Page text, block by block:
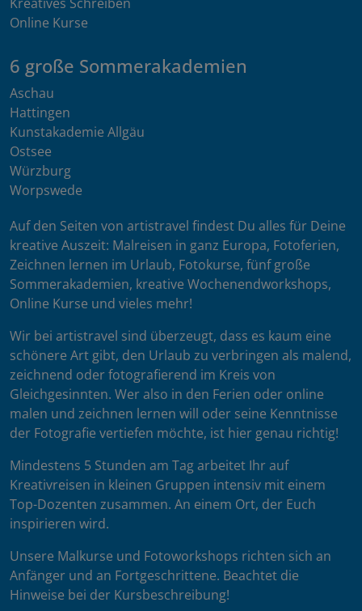
Online Kurse
6 große Sommerakademien
Aschau
Hattingen
Kunstakademie Allgäu
Ostsee
Würzburg
Worpswede
Auf den Seiten von artistravel findest Du alles für Deine
kreative Auszeit: Malreisen in ganz Europa, Fotoferien,
Zeichnen lernen im Urlaub, Fotokurse, fünf große
Sommerakademien, kreative Wochenendworkshops,
Online Kurse und vieles mehr!
Wir bei artistravel sind überzeugt, dass es kaum eine
schönere Art gibt, den Urlaub zu verbringen als malend,
zeichnend oder fotografierend im Kreis von
Gleichgesinnten. Wer also in den Ferien oder online
malen und zeichnen lernen will oder seine Kenntnisse
der Fotografie vertiefen möchte, ist hier genau richtig!
Mindestens 5 Stunden am Tag arbeitet Ihr auf
Kreativreisen in kleinen Gruppen intensiv mit einem
Top-Dozenten zusammen. An einem Ort, der Euch
inspirieren wird.
Unsere Malkurse und Fotoworkshops richten sich an
Anfänger und an Fortgeschrittene. Beachtet die
Hinweise bei der Kursbeschreibung!